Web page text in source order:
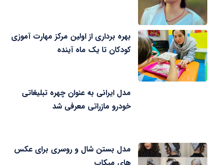
بهره برداری از اولین مرکز مهارت آموزی
کودکان تا یک ماه آینده
مدل ایرانی به عنوان چهره تبلیغاتی
خودرو مازراتی معرفی شد
مدل بستن شال و روسری برای عکس